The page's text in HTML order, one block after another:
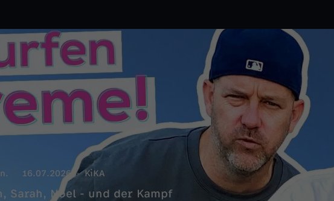
16.07.2026 KiKA
Sarah, Noel - und der Kampf